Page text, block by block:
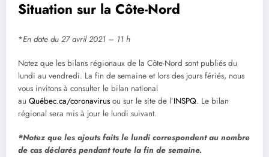
Situation sur la Côte-Nord
*En date du 27 avril 2021 – 11 h
Notez que les bilans régionaux de la Côte-Nord sont publiés du
lundi au vendredi. La fin de semaine et lors des jours fériés, nous
vous invitons à consulter le bilan national
au Québec.ca/coronavirus ou sur le site de l’INSPQ. Le bilan
régional sera mis à jour le lundi suivant.
*Notez que les ajouts faits le lundi correspondent au nombre
de cas déclarés pendant toute la fin de semaine.